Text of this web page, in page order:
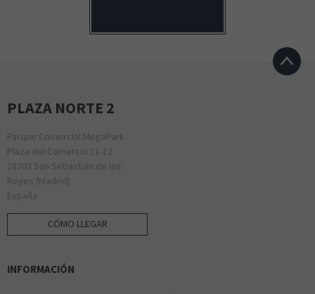
PLAZA NORTE 2
Parque Comercial MegaPark
Plaza del Comercio 11-12
28703 San Sebastián de los
Reyes (Madrid)
España
CÓMO LLEGAR
INFORMACIÓN